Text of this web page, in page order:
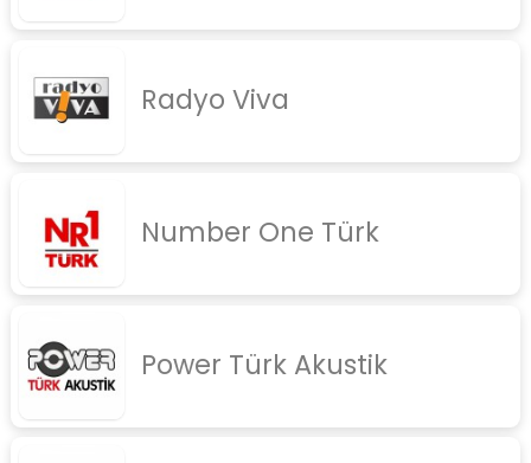
Radyo Viva
Number One Türk
Power Türk Akustik